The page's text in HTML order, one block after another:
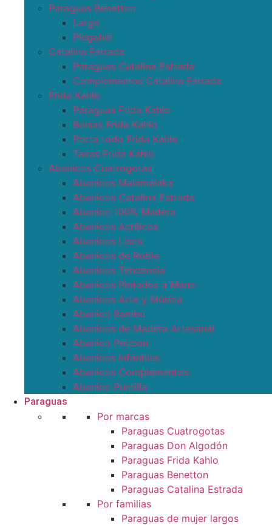
Paraguas Benetton
Largo
Plegable
Catalina Estrada
Paraguas Catalina Estrada
Complementos Catalina Estrada
Frida Kahlo
Paraguas Frida Kahlo
Bolsas Frida Kahlo
Porta todo Frida Kahlo
Tazas Frida Kahlo
Abanicos Cuatrogotas
Abanicos Malamalaka
Abanicos Catalina Estrada
Abanico 100% Madera
Abanicos Acrílicos
Abanicos Lisos
Abanicos de Roble
Abanicos Tendencia
Abanicos Pintados a Mano
Abanicos Arte y Música
Abanico Bambú
Abanicos de Madera Artesanal
Abanico Pericon
Abanicos Infantiles
Abanicos Complementos
Abanico Puntilla
Paraguas
Por marcas
Paraguas Cuatrogotas
Paraguas Don Algodón
Paraguas Frida Kahlo
Paraguas Benetton
Paraguas Catalina Estrada
Por familias
Paraguas de mujer largos